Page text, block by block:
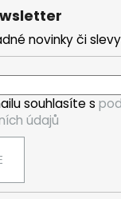
novinky či
souhlasíte s
údajů